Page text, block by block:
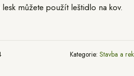
můžete použít leštidlo na kov.
Kategorie: Stavba a